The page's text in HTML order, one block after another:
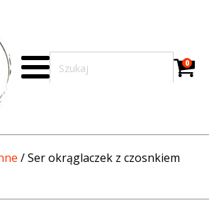
0
/ Ser okrąglaczek z czosnkiem